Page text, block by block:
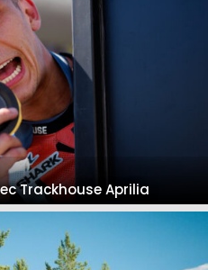
Trackhouse Aprilia